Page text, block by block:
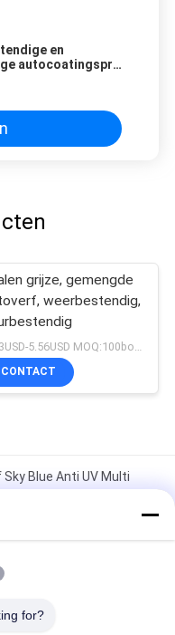
en
autocoatingspray
grijze, gemengde
weerbestendig,
2.73USD-5.56USD MOQ:100boxen
CONTACT
Blue Anti UV Multi
weerbestendige,
for?